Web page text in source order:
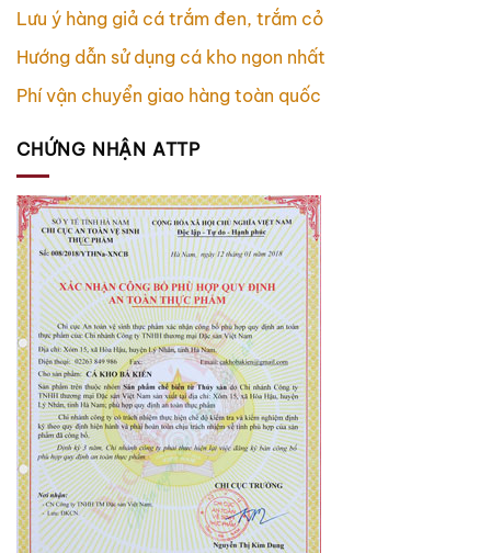
Lưu ý hàng giả cá trắm đen, trắm cỏ
Hướng dẫn sử dụng cá kho ngon nhất
Phí vận chuyển giao hàng toàn quốc
CHỨNG NHẬN ATTP